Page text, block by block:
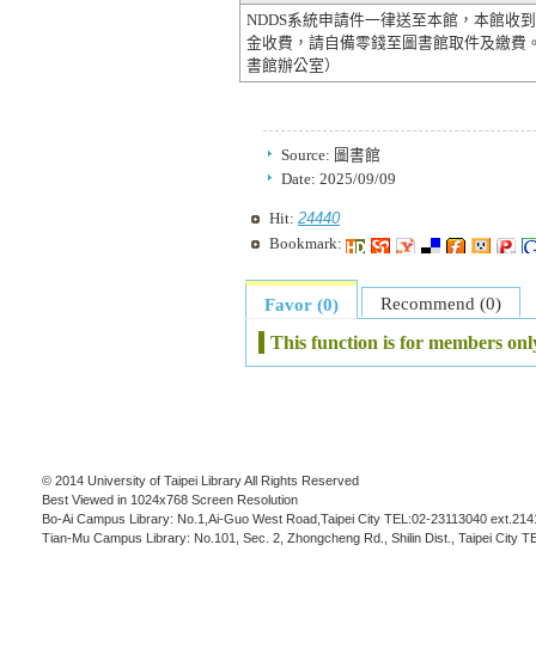
NDDS系統申請件一律送至本館，本館收
金收費，請自備零錢至圖書館取件及繳費
書館辦公室）
Source: 圖書館
Date: 2025/09/09
Hit: 24440
Bookmark:
Favor (0)
Recommend (0)
This function is for members
© 2014 University of Taipei Library All Rights Reserved
Best Viewed in 1024x768 Screen Resolution
Bo-Ai Campus Library: No.1,Ai-Guo West Road,Taipei City TEL:02-23113040
Tian-Mu Campus Library: No.101, Sec. 2, Zhongcheng Rd., Shilin Dist., Taipei City